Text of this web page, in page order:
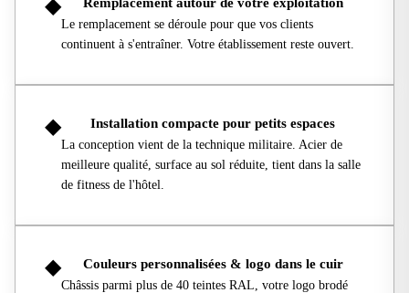
◆
Le remplacement se déroule pour que vos clients
continuent à s'entraîner. Votre établissement reste ouvert.
◆ Installation compacte pour petits espaces
La conception vient de la technique militaire. Acier de
meilleure qualité, surface au sol réduite, tient dans la salle
de fitness de l'hôtel.
◆ Couleurs personnalisées & logo dans le cuir
Châssis parmi plus de 40 teintes RAL, votre logo brodé